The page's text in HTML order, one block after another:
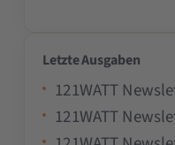
Letzte Ausgaben
121WATT
121WATT